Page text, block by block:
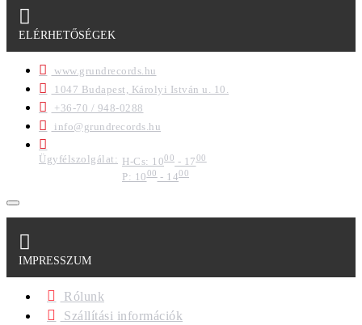
ELÉRHETŐSÉGEK
www.grundrecords.hu
1047 Budapest, Károlyi István u. 10.
+36-70 / 948-0288
info@grundrecords.hu
Ügyfélszolgálat: H-Cs: 1000 - 1700
P: 1000- 1400
IMPRESSZUM
Rólunk
Szállítási információk